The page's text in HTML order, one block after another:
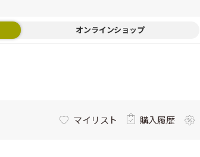
オンラインショップ
マイリスト 購入履歴